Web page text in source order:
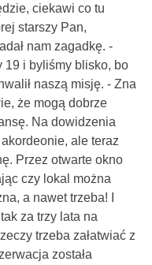
ciekawi co tu
starszy Pan,
nam zagadkę. -
i byliśmy blisko, bo
naszą misję. - Zna
że mogą dobrze
Na dowidzenia
ale teraz
Przez otwarte okno
czy lokal można
a nawet trzeba! I
za trzy lata na
trzeba załatwiać z
została